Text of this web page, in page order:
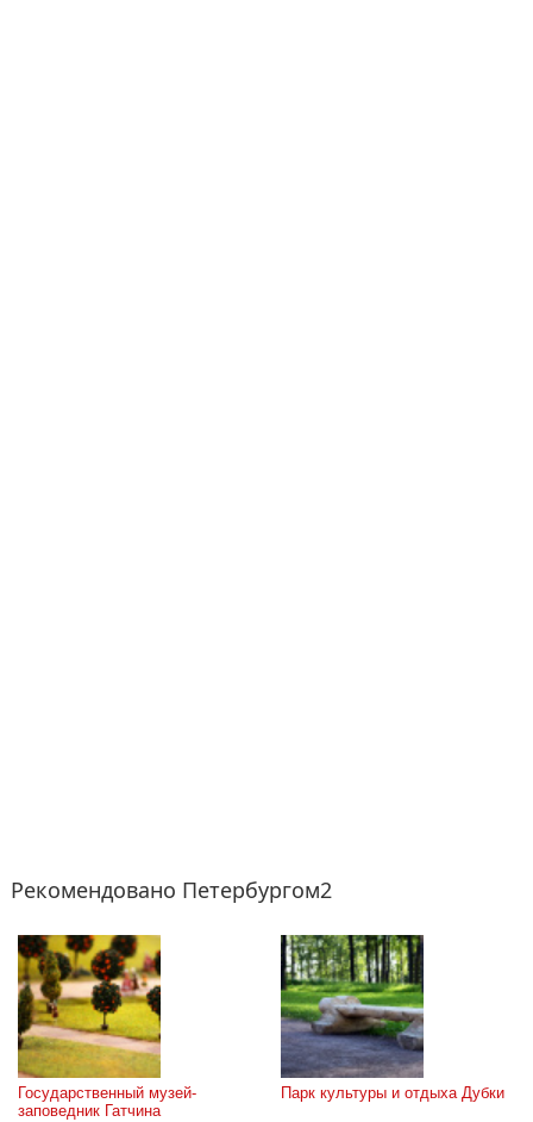
Рекомендовано Петербургом2
Государственный музей-
заповедник Гатчина
Парк культуры и отдыха Дубки